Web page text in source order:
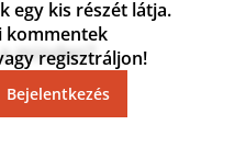
minden?
egy kis részét látja.
kommentek
regisztráljon!
Bejelentkezés